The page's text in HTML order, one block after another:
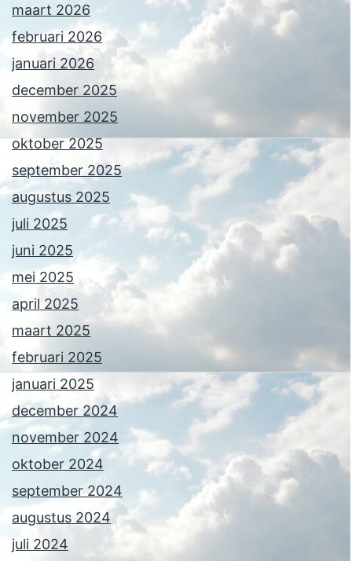
maart 2026
februari 2026
januari 2026
december 2025
november 2025
oktober 2025
september 2025
augustus 2025
juli 2025
juni 2025
mei 2025
april 2025
maart 2025
februari 2025
januari 2025
december 2024
november 2024
oktober 2024
september 2024
augustus 2024
juli 2024